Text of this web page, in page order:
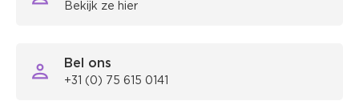
Bekijk ze hier
Bel ons
+31 (0) 75 615 0141